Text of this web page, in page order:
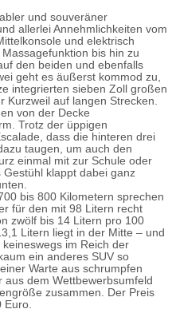
und souveräner
allerlei Annehmlichkeiten vom
und elektrisch
bis hin zu
den beiden und ebenfalls
geht es äußerst kommod zu,
integrierten sieben Zoll großen
Kurzweil auf langen Strecken.
von der Decke
Trotz der üppigen
dass die hinteren drei
taugen, um auch den
einmal mit zur Schule oder
klappt dabei ganz
bis 800 Kilometern sprechen
für den mit 98 Litern recht
zwölf bis 14 Litern pro 100
Litern liegt in der Mitte – und
im Reich der
ein anderes SUV so
Warte aus schrumpfen
dem Wettbewerbsumfeld
zusammen. Der Preis